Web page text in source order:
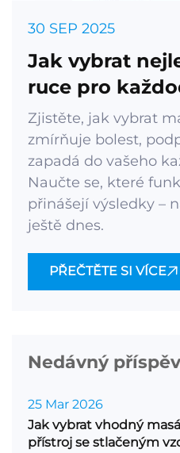
30 SEP 2025
Jak vybrat
ruce pro
Zjistěte, jak vybrat
zmírňuje bolest,
zapadá do vašeho
Naučte se, které
přinášejí výsledky –
ještě dnes.
PŘEČTĚTE SI VÍCE
Nedávný
25 Mar 2026
Jak vybrat vhodný
přístroj se stlačeným